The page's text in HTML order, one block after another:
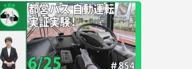
日 東京デイリーニュース No.851）